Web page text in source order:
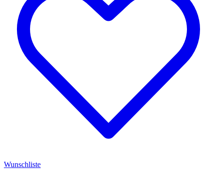
Wunschliste